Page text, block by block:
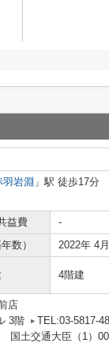
羽岩淵 」駅 徒歩17分
益費
-
数） 2022年 4
4階建
店
3階
TEL:03-5817-
国土交通大臣（1）